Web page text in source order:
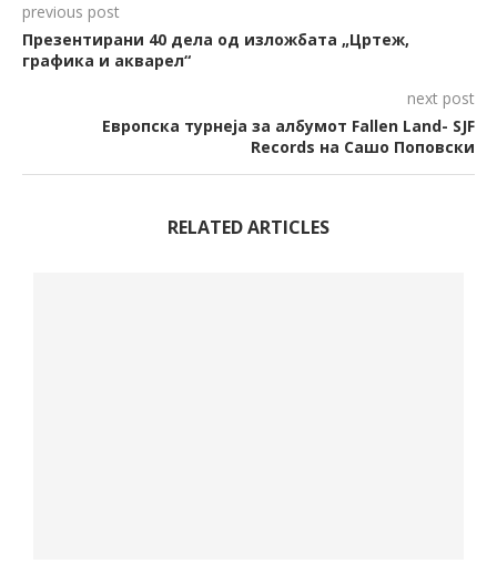
previous post
Презентирани 40 дела од изложбата „Цртеж,
графика и акварел“
next post
Европска турнеја за албумот Fallen Land- SJF
Records на Сашо Поповски
RELATED ARTICLES